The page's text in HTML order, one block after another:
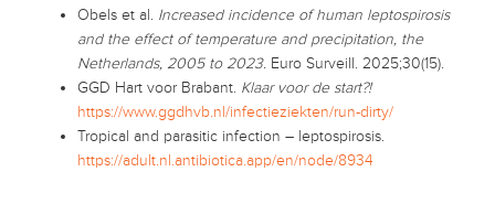
Obels et al. Increased incidence of human leptospirosis
and the effect of temperature and precipitation, the
Netherlands, 2005 to 2023. Euro Surveill. 2025;30(15).
GGD Hart voor Brabant. Klaar voor de start?!
https://www.ggdhvb.nl/infectieziekten/run-dirty/
Tropical and parasitic infection – leptospirosis.
https://adult.nl.antibiotica.app/en/node/8934